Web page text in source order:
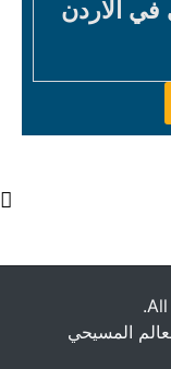
الاردن
المسيحي